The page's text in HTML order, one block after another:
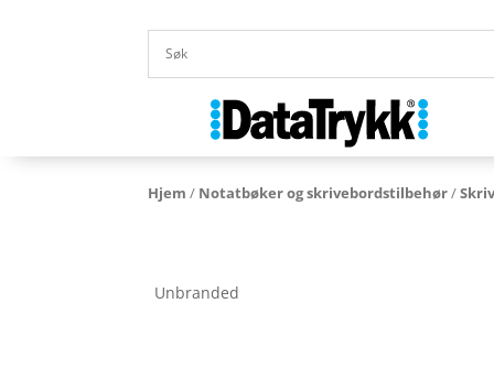
Hjem / Notatbøker og skrivebordstilbehør/
Unbranded